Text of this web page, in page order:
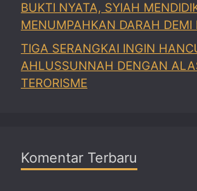
BUKTI NYATA, SYIAH
MENUMPAHKAN DARAH DEMI
TIGA SERANGKAI INGIN
AHLUSSUNNAH DENGAN
TERORISME
Komentar Terbaru